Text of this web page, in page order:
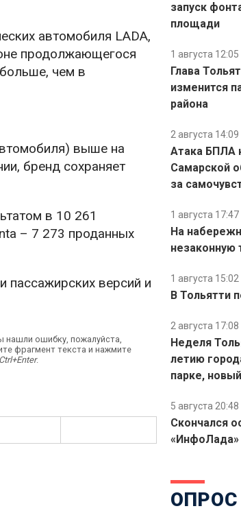
автомобиля LADA,
продолжающегося
чем в
выше на
бренд сохраняет
в 10 261
– 7 273 проданных
пассажирских версий и
нашли ошибку, пожалуйста,
фрагмент текста и нажмите
.
запуск
площади
1 августа 12:05
Глава
изменится
района
2 августа 14:09
Атака БПЛА
Самарской
за
1 августа 17:47
На
незаконную
1 августа 15:02
В Тольятти
2 августа 17:08
Неделя
летию
парке,
5 августа 20:48
Скончался
ОПРОС